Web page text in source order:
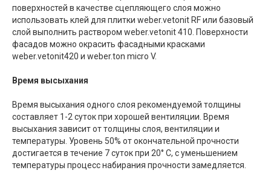
поверхностей в качестве сцепляющего слоя можно
использовать клей для плитки weber.vetonit RF или базовый
слой выполнить раствором weber.vetonit 410. Поверхности
фасадов можно окрасить фасадными красками
weber.vetonit420 и weber.ton micro V.
Время высыхания
Время высыхания одного слоя рекомендуемой толщины
составляет 1-2 суток при хорошей вентиляции. Время
высыхания зависит от толщины слоя, вентиляции и
температуры. Уровень 50% от окончательной прочности
достигается в течение 7 суток при 20° С, с уменьшением
температуры процесс набирания прочности замедляется.